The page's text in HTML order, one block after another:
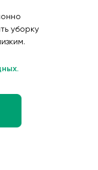
уборку